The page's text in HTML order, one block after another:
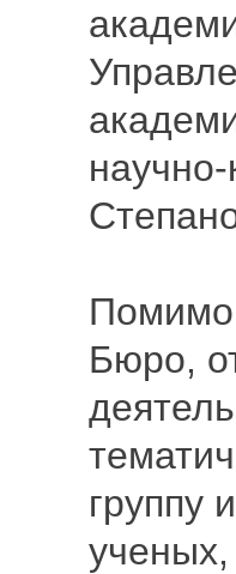
Помимо
Бюро,
группу